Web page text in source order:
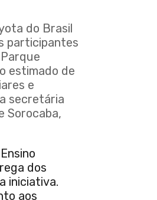
do Brasil
participantes
estimado de
e
secretária
Sorocaba,
dos
iniciativa.
aos